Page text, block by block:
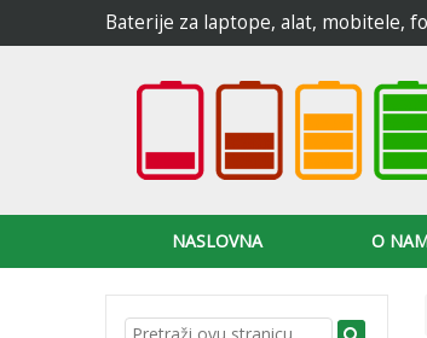
Baterije za laptope, alat, mobitele,
NASLOVNA O